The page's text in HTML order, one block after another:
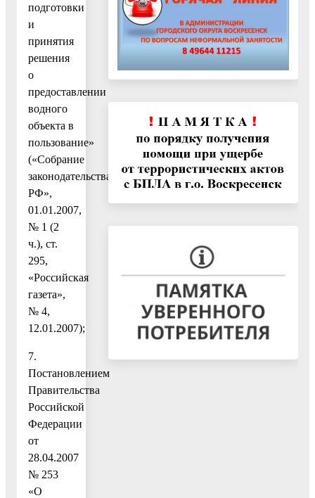
подготовки
и
принятия
решения
о
предоставлении
водного
объекта в
пользование»
(«Собрание
законодательства
РФ»,
01.01.2007,
№ 1 (2
ч.), ст.
295,
«Российская
газета»,
№ 4,
12.01.2007);
7.
Постановлением
Правительства
Российской
Федерации
от
28.04.2007
№ 253
«О